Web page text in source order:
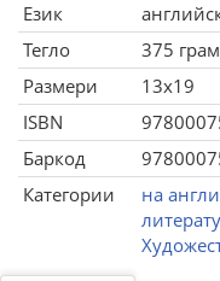
Език
Тегло
375
Размери
13x19
ISBN
Баркод
Категории
на